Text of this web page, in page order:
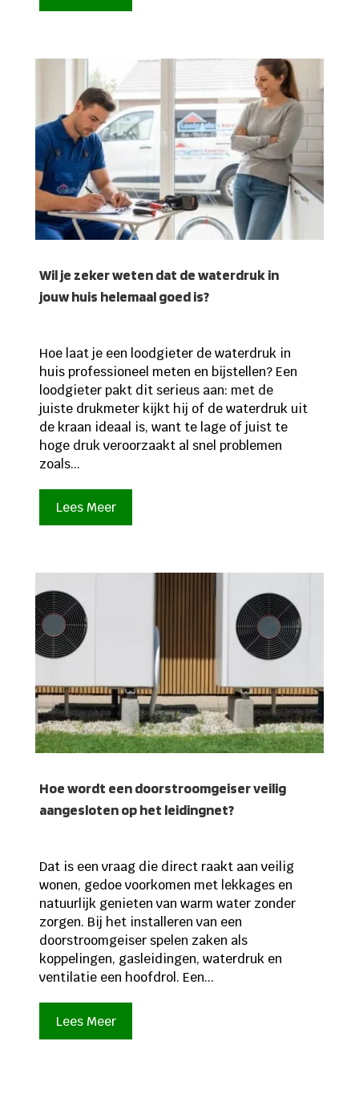
Wil je zeker weten dat de waterdruk in
jouw huis helemaal goed is?
Hoe laat je een loodgieter de waterdruk in
huis professioneel meten en bijstellen? Een
loodgieter pakt dit serieus aan: met de
juiste drukmeter kijkt hij of de waterdruk uit
de kraan ideaal is, want te lage of juist te
hoge druk veroorzaakt al snel problemen
zoals...
Lees Meer
Hoe wordt een doorstroomgeiser veilig
aangesloten op het leidingnet?
Dat is een vraag die direct raakt aan veilig
wonen, gedoe voorkomen met lekkages en
natuurlijk genieten van warm water zonder
zorgen. Bij het installeren van een
doorstroomgeiser spelen zaken als
koppelingen, gasleidingen, waterdruk en
ventilatie een hoofdrol. Een...
Lees Meer